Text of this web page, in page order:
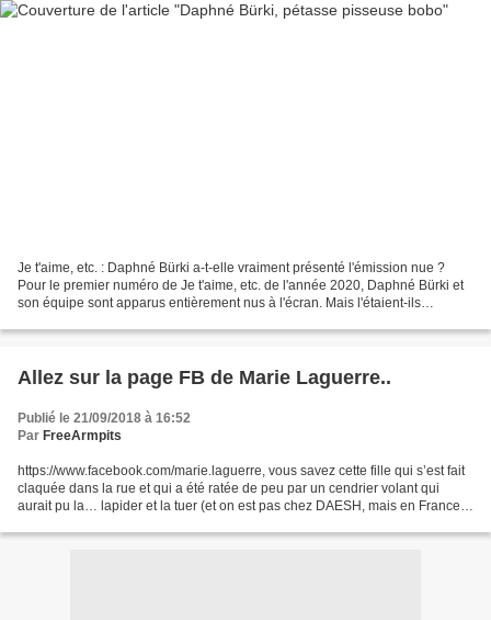
Je t'aime, etc. : Daphné Bürki a-t-elle vraiment présenté l'émission nue ?
Pour le premier numéro de Je t'aime, etc. de l'année 2020, Daphné Bürki et
son équipe sont apparus entièrement nus à l'écran. Mais l'étaient-ils
Allez sur la page FB de Marie Laguerre..
Publié le 21/09/2018 à 16:52
Par FreeArmpits
https://www.facebook.com/marie.laguerre, vous savez cette fille qui s’est fait
claquée dans la rue et qui a été ratée de peu par un cendrier volant qui
aurait pu la… lapider et la tuer (et on est pas chez DAESH, mais en France) ;